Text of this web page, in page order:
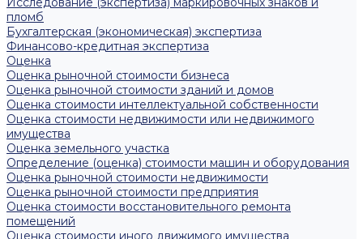
пломб
Бухгалтерская (экономическая) экспертиза
Финансово-кредитная экспертиза
Оценка
Оценка рыночной стоимости бизнеса
Оценка рыночной стоимости зданий и домов
Оценка стоимости интеллектуальной собственности
Оценка стоимости недвижимости или недвижимого
имущества
Оценка земельного участка
Определение (оценка) стоимости машин и оборудования
Оценка рыночной стоимости недвижимости
Оценка рыночной стоимости предприятия
Оценка стоимости восстановительного ремонта
помещений
Оценка стоимости иного движимого имущества